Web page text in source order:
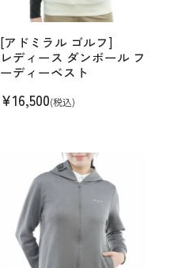
[アドミラル ゴルフ]
レディース ダンボール フ
ーディーベスト
¥16,500(税込)